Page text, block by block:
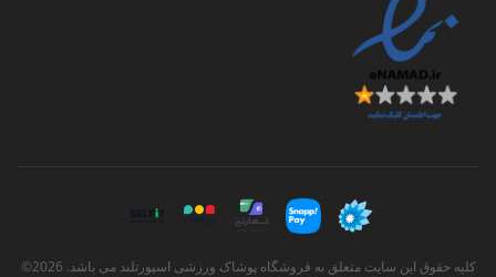
کلیه حقوق این سایت متعلق به فروشگاه پوشاک ورزشی اسپورتلند می باشد. 2026©